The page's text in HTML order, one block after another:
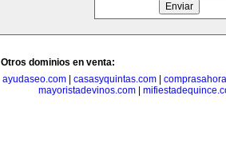
Otros dominios en venta:
ayudaseo.com
casasyquintas.com
mayoristadevinos.com